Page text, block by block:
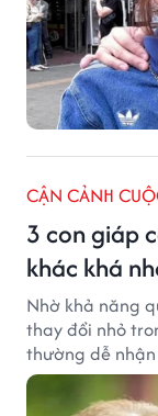
CẬN CẢNH
3 con giáp
khác khá
Nhờ khả năng
thay đổi nhỏ
thường dễ
đối diện.